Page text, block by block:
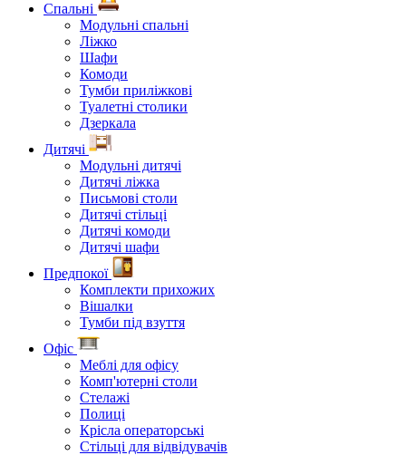
Спальні
Модульні спальні
Ліжко
Шафи
Комоди
Тумби приліжкові
Туалетні столики
Дзеркала
Дитячі
Модульні дитячі
Дитячі ліжка
Письмові столи
Дитячі стільці
Дитячі комоди
Дитячі шафи
Предпокої
Комплекти прихожих
Вішалки
Тумби під взуття
Офіс
Меблі для офісу
Комп'ютерні столи
Стелажі
Полиці
Крісла операторські
Стільці для відвідувачів